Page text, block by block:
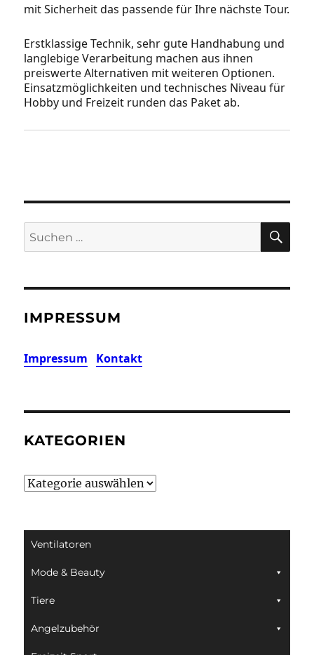
mit Sicherheit das passende für Ihre nächste Tour.
Erstklassige Technik, sehr gute Handhabung und
langlebige Verarbeitung machen aus ihnen
preiswerte Alternativen mit weiteren Optionen.
Einsatzmöglichkeiten und technisches Niveau für
Hobby und Freizeit runden das Paket ab.
Suchen
nach:
IMPRESSUM
Impressum Kontakt
KATEGORIEN
Kategorien
Ventilatoren
Mode & Beauty
Tiere
Angelzubehör